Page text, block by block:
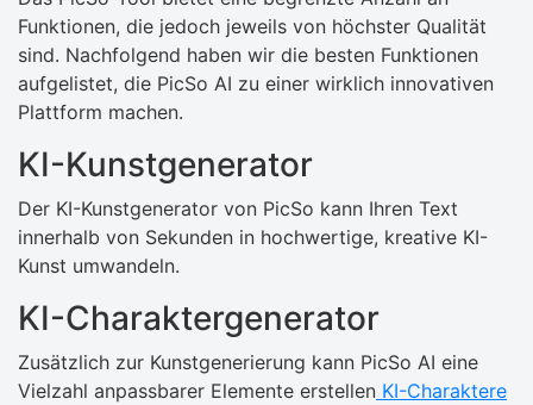
Funktionen, die jedoch jeweils von höchster Qualität
sind. Nachfolgend haben wir die besten Funktionen
aufgelistet, die PicSo AI zu einer wirklich innovativen
Plattform machen.
KI-Kunstgenerator
Der KI-Kunstgenerator von PicSo kann Ihren Text
innerhalb von Sekunden in hochwertige, kreative KI-
Kunst umwandeln.
KI-Charaktergenerator
Zusätzlich zur Kunstgenerierung kann PicSo AI eine
Vielzahl anpassbarer Elemente erstellen KI-Charaktere